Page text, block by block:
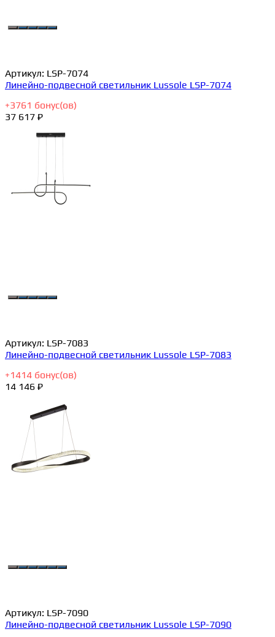
Артикул: LSP-7074
Линейно-подвесной светильник Lussole LSP-7074
+3761 бонус(ов)
37 617 ₽
Артикул: LSP-7083
Линейно-подвесной светильник Lussole LSP-7083
+1414 бонус(ов)
14 146 ₽
Артикул: LSP-7090
Линейно-подвесной светильник Lussole LSP-7090